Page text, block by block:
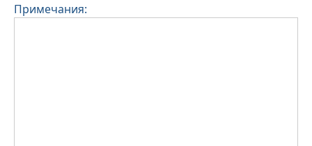
Примечания: